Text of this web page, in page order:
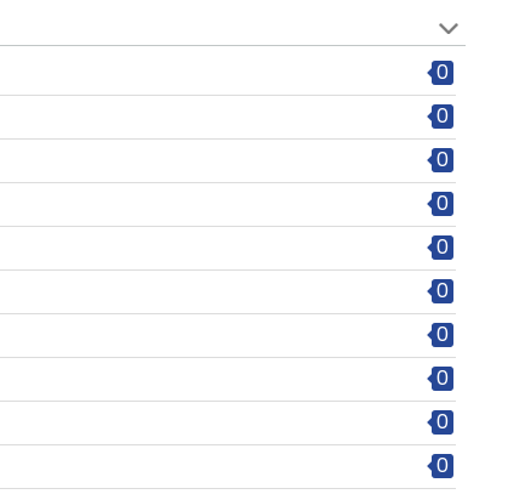
0
0
0
0
0
0
0
0
0
0